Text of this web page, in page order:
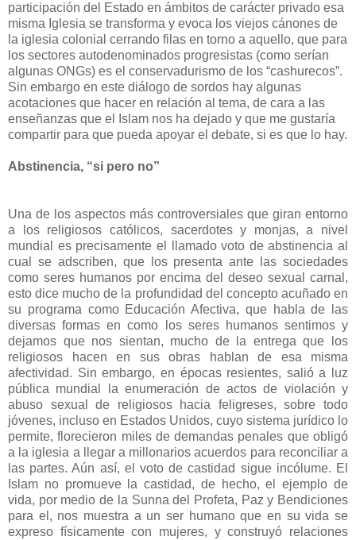
participación del Estado en ámbitos de carácter privado esa
misma Iglesia se transforma y evoca los viejos cánones de
la iglesia colonial cerrando filas en torno a aquello, que para
los sectores autodenominados progresistas (como serían
algunas ONGs) es el conservadurismo de los “cashurecos”.
Sin embargo en este diálogo de sordos hay algunas
acotaciones que hacer en relación al tema, de cara a las
enseñanzas que el Islam nos ha dejado y que me gustaría
compartir para que pueda apoyar el debate, si es que lo hay.
Abstinencia, “si pero no”
Una de los aspectos más controversiales que giran entorno
a los religiosos católicos, sacerdotes y monjas, a nivel
mundial es precisamente el llamado voto de abstinencia al
cual se adscriben, que los presenta ante las sociedades
como seres humanos por encima del deseo sexual carnal,
esto dice mucho de la profundidad del concepto acuñado en
su programa como Educación Afectiva, que habla de las
diversas formas en como los seres humanos sentimos y
dejamos que nos sientan, mucho de la entrega que los
religiosos hacen en sus obras hablan de esa misma
afectividad. Sin embargo, en épocas resientes, salió a luz
pública mundial la enumeración de actos de violación y
abuso sexual de religiosos hacia feligreses, sobre todo
jóvenes, incluso en Estados Unidos, cuyo sistema jurídico lo
permite, florecieron miles de demandas penales que obligó
a la iglesia a llegar a millonarios acuerdos para reconciliar a
las partes. Aún así, el voto de castidad sigue incólume. El
Islam no promueve la castidad, de hecho, el ejemplo de
vida, por medio de la Sunna del Profeta, Paz y Bendiciones
para el, nos muestra a un ser humano que en su vida se
expreso físicamente con mujeres, y construyó relaciones